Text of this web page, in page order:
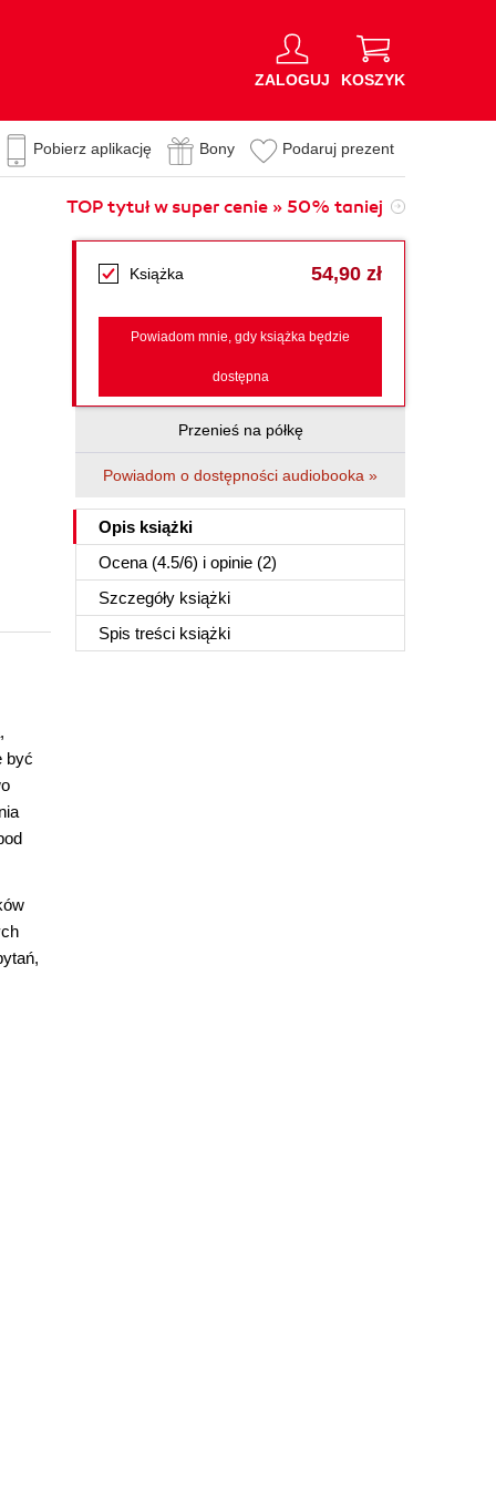
ZALOGUJ KOSZYK
Pobierz aplikację Bony Podaruj prezent
TOP tytuł w super cenie » 50% taniej
Książka 54,90 zł
Powiadom mnie, gdy książka będzie
dostępna
Przenieś na półkę
Powiadom o dostępności audiobooka »
Opis książki
Ocena (4.5/6) i opinie (2)
Szczegóły książki
Spis treści książki
być